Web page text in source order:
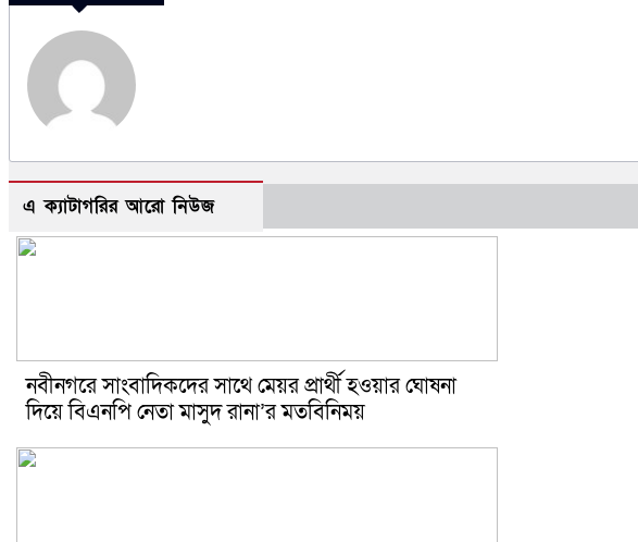
এ ক্যাটাগরির আরো নিউজ
নবীনগরে সাংবাদিকদের সাথে মেয়র প্রার্থী হওয়ার ঘোষনা
দিয়ে বিএনপি নেতা মাসুদ রানা’র মতবিনিময়